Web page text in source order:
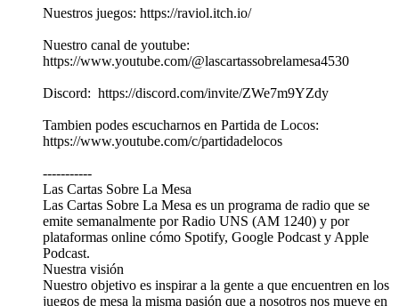
Nuestros juegos:⁠ ⁠⁠⁠https://raviol.itch.io/⁠⁠⁠⁠
Nuestro canal de youtube:⁠
⁠⁠⁠https://www.youtube.com/@lascartassobrelamesa4530⁠⁠⁠⁠
Discord: ⁠ ⁠⁠⁠https://discord.com/invite/ZWe7m9YZdy⁠⁠⁠⁠
Tambien podes escucharnos en Partida de Locos:⁠
⁠⁠⁠https://www.youtube.com/c/partidadelocos⁠⁠⁠⁠
-----------
Las Cartas Sobre La Mesa
Las Cartas Sobre La Mesa es un programa de radio que se
emite semanalmente por Radio UNS (AM 1240) y por
plataformas online cómo Spotify, Google Podcast y Apple
Podcast.
Nuestra visión
Nuestro objetivo es inspirar a la gente a que encuentren en los
juegos de mesa la misma pasión que a nosotros nos mueve en